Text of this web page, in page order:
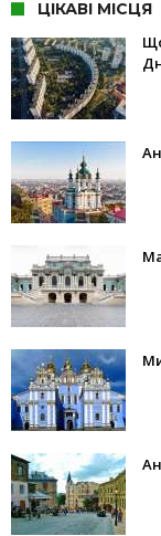
ЦІКАВІ МІСЦЯ